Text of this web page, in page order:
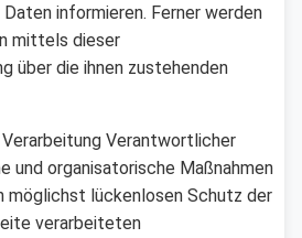
informieren. Ferner werden
mittels dieser
über die ihnen zustehenden
Verantwortlicher
und organisatorische Maßnahmen
möglichst lückenlosen Schutz der
verarbeiteten